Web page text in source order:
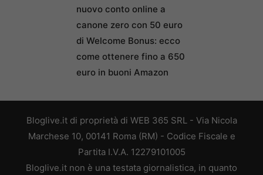
nuovo conto online a
canone zero con 50 euro
di Welcome Bonus: ecco
come ottenere fino a 650
euro in buoni Amazon
Bloglive.it di proprietà di WEB 365 SRL - Via Nicola
Marchese 10, 00141 Roma (RM) - Codice Fiscale e
Partita I.V.A. 12279101005
Bloglive.it non è una testata giornalistica, in quanto